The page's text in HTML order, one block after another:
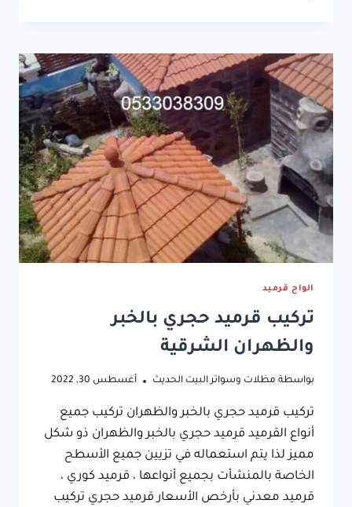
القرميد
الكوري
والاسباني
الواح قرميد
تركيب قرميد حجري بالخبر
والظهران الشرقية
بواسطة مظلات وسواتر البيت الحديث أغسطس 30, 2022
تركيب قرميد حجري بالخبر والظهران تركيب جميع
أنواع القرميد قرميد حجري بالخبر والظهران ذو شكل
مميز لذا يتم استعماله في تزيين جميع الأسطح
الخاصة بالمنشأت بجميع أنواعها ، قرميد كوري ،
قرميد معدني بأرخص الأسعار قرميد حجري تركيب